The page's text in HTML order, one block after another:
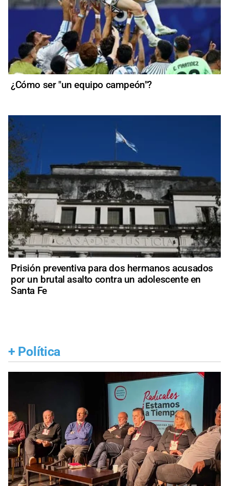
¿Cómo ser "un equipo campeón"?
Prisión preventiva para dos hermanos acusados
por un brutal asalto contra un adolescente en
Santa Fe
+ Política